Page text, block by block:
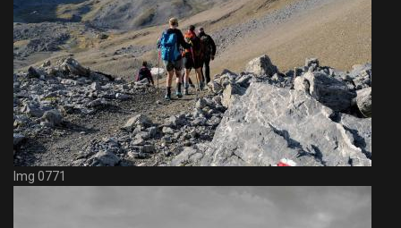
Img 0771